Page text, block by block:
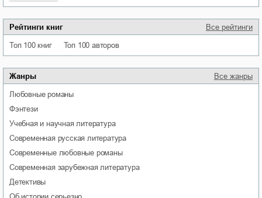
Рейтинги книг Все рейтинги
Топ 100 книг Топ 100 авторов
Жанры Все жанры
любовные романы
фэнтези
учебная и научная литература
современная русская литература
современные любовные романы
современная зарубежная литература
детективы